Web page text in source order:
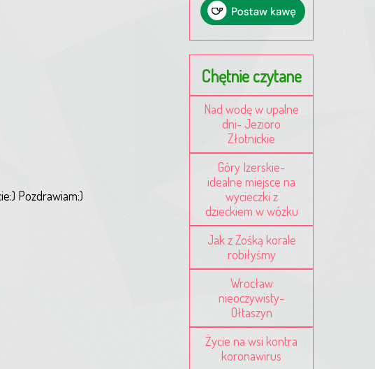
Pozdrawiam:)
Chętnie czytane
Nad wodę w upalne
dni- Jezioro
Złotnickie
Góry Izerskie-
idealne miejsce na
wycieczki z
dzieckiem w wózku
Jak z Zośką korale
robiłyśmy
Wrocław
nieoczywisty-
Ołtaszyn
Życie na wsi kontra
koronawirus